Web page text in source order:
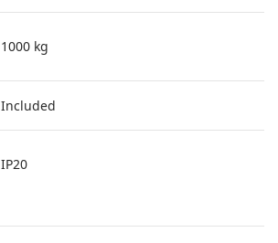
1000 kg
Included
IP20